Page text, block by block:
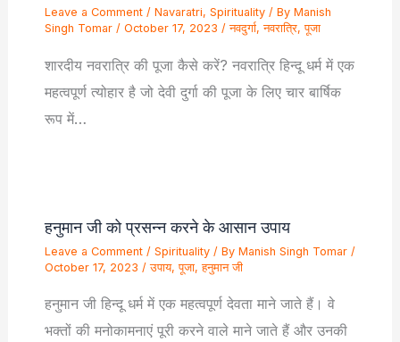
Leave a Comment / Navaratri, Spirituality/ By Manish
Singh Tomar / October 17, 2023 /नवदुर्गा,नवरात्रि,पूजा
शारदीय नवरात्रि की पूजा कैसे करें? नवरात्रि हिन्दू धर्म में एक
महत्वपूर्ण त्योहार है जो देवी दुर्गा की पूजा के लिए चार बार्षिक
रूप में…
हनुमान जी को प्रसन्न करने के आसान उपाय
Leave a Comment / Spirituality/ By Manish Singh Tomar /
October 17, 2023 /उपाय,पूजा,हनुमान जी
हनुमान जी हिन्दू धर्म में एक महत्वपूर्ण देवता माने जाते हैं। वे
भक्तों की मनोकामनाएं पूरी करने वाले माने जाते हैं और उनकी